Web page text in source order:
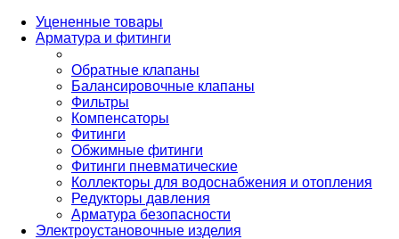
Уцененные товары
Арматура и фитинги
Обратные клапаны
Балансировочные клапаны
Фильтры
Компенсаторы
Фитинги
Обжимные фитинги
Фитинги пневматические
Коллекторы для водоснабжения и отопления
Редукторы давления
Арматура безопасности
Электроустановочные изделия